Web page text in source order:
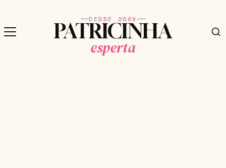
DESDE 2009
PATRICINHA
esperta